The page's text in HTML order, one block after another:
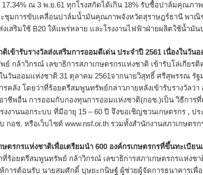
ณ 3 พ.ย.61 ทุกโรงสกัดได้เกิน 18% รับซื้อปาล์มคุณภา
ชุมการขับเคลื่อนปาล์มน้ำมันคุณภาพจังหวัดสุราษฎร์ธานี พาณิ
งเสริมใช้ B20 ให้แพร่หลาย และโรงงานไฟฟ้าฝ่ายผลิตใช้น้ำมั
เข้ารับรางวัลส่งเสริมการออมดีเด่น ประจำปี 2561 เนื่องในวัน
ย์ กล้าวิกรณ์ เลขาธิการสภาเกษตรกรแห่งชาติ เข้ารับโล่เกียร
นวันออมแห่งชาติ 31 ตุลาคม 2561จากนายวิสุทธิ์ ศรีสุพรรณ รั
รคลัง โดยว่าที่ร้อยตรีสมพูนทรัพย์กล่าวภายหลังเข้ารับรางวัล
าชีพอื่น การออมกับกองทุนการออมแห่งชาติ(กอช.)เป็น วิธีการ
งงานนอกระบบ ที่มีอายุ 15 – 60 ปี จึงขอเชิญชวนเกษตรกร ,
กอช. หรือเว็บไซต์ www.nsf.or.th รวมทั้งสำนักงานสภาเกษตร
ษตรกรแห่งชาติเพื่อเตรียมนำ 600 องค์กรเกษตรกรที่ขึ้นทะเบี
ที่ร้อยตรีสมพูนทรัพย์ กล้าวิกรณ์ เลขาธิการสภาเกษตรกรแห่ง
การต้อนรับ นายสมศักดิ์ บุษยะกนิษฐ์ ผู้ช่วยผู้จัดการธนาคารเ